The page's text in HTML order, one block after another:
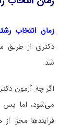
زمان انتخاب رشته
دکتری از طریق
شد.
اگر چه آزمون
می‌شود، اما پس
فرایندها مجزا